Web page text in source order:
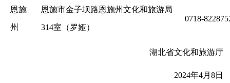
恩施
州
恩施市金子坝路恩施州文化和旅游局
314室（罗娅）
0718-
湖北省文化和旅游厅
2024年4月8日